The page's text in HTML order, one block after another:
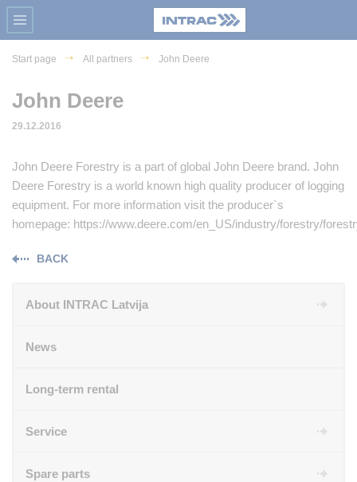
Start page All partners John Deere
John Deere
29.12.2016
John Deere Forestry is a part of global John Deere brand. John
Deere Forestry is a world known high quality producer of logging
equipment. For more information visit the producer`s
homepage: https://www.deere.com/en_US/industry/forestry/
BACK
About INTRAC Latvija
News
Long-term rental
Service
Spare parts